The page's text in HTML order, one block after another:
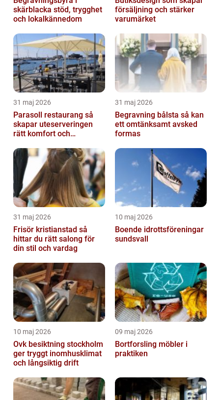
skärblacka stöd, trygghet
och lokalkännedom
försäljning och stärker
varumärket
31 maj 2026
Parasoll restaurang så
skapar uteserveringen
rätt komfort och
31 maj 2026
Begravning bålsta så kan
ett omtänksamt avsked
formas
31 maj 2026
Frisör kristianstad så
hittar du rätt salong för
din stil och vardag
10 maj 2026
Boende idrottsföreningar
sundsvall
10 maj 2026
Ovk besiktning stockholm
ger tryggt inomhusklimat
och långsiktig drift
09 maj 2026
Bortforsling möbler i
praktiken